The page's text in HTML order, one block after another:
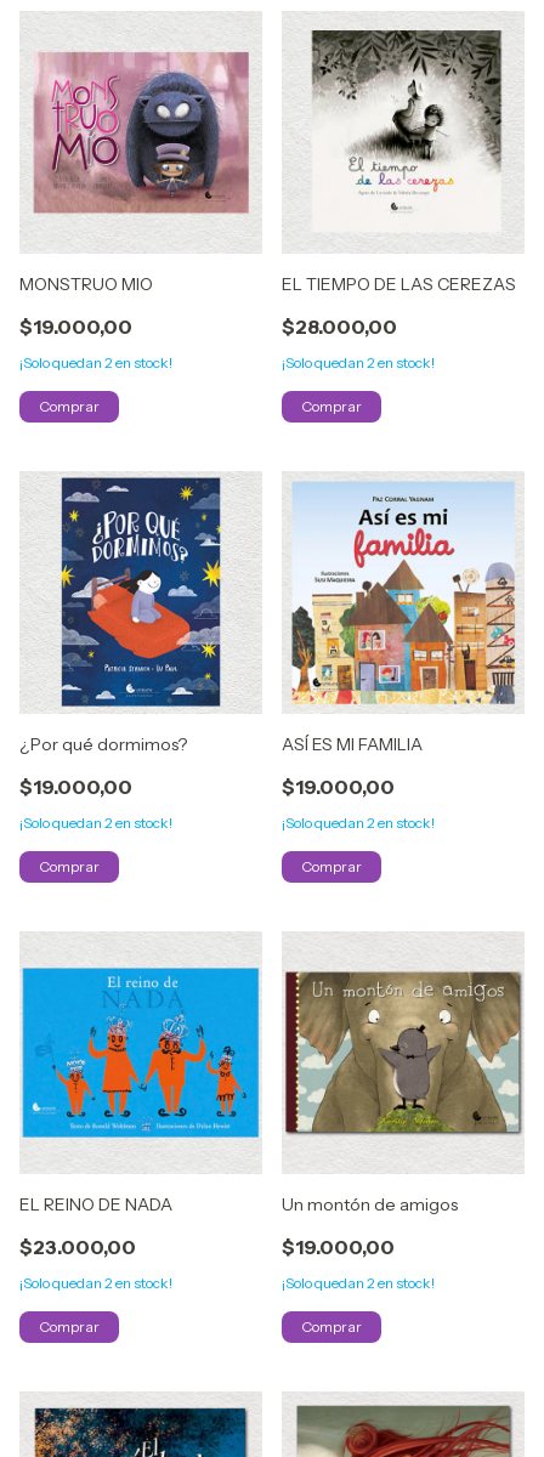
MONSTRUO MIO
$19.000,00
¡Solo quedan 2en stock!
EL TIEMPO DE LAS CEREZAS
$28.000,00
¡Solo quedan 2en stock!
¿Por qué dormimos?
$19.000,00
¡Solo quedan 2en stock!
ASÍ ES MI FAMILIA
$19.000,00
¡Solo quedan 2en stock!
EL REINO DE NADA
$23.000,00
¡Solo quedan 2en stock!
Un montón de amigos
$19.000,00
¡Solo quedan 2en stock!